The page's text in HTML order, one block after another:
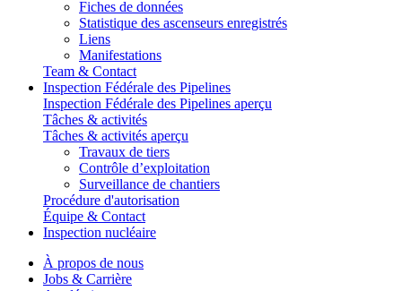
Fiches de données
Statistique des ascenseurs enregistrés
Liens
Manifestations
Team & Contact
Inspection Fédérale des Pipelines
Inspection Fédérale des Pipelines aperçu
Tâches & activités
Tâches & activités aperçu
Travaux de tiers
Contrôle d’exploitation
Surveillance de chantiers
Procédure d'autorisation
Équipe & Contact
Inspection nucléaire
À propos de nous
Jobs & Carrière